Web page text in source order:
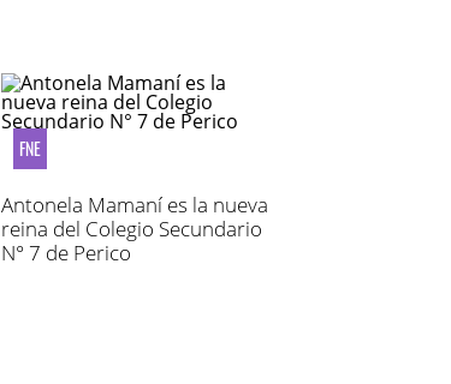
FNE
Antonela Mamaní es la nueva
reina del Colegio Secundario
N° 7 de Perico